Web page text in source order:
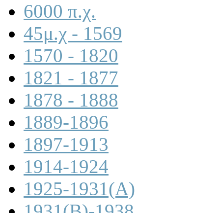
6000 π.χ.
45μ.χ - 1569
1570 - 1820
1821 - 1877
1878 - 1888
1889-1896
1897-1913
1914-1924
1925-1931(A)